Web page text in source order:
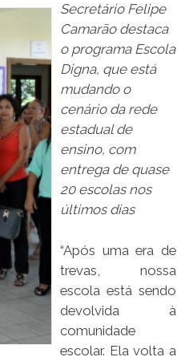
Secretário Felipe
Camarão destaca
o programa Escola
Digna, que está
mudando o
cenário da rede
estadual de
ensino, com
entrega de quase
20 escolas nos
últimos dias
“Após uma era de
trevas, nossa
escola está sendo
devolvida à
comunidade
escolar. Ela volta a